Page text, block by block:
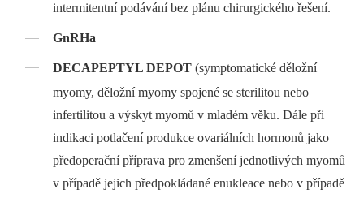
intermitentní podávání bez plánu chirurgického řešení.
GnRHa
DECAPEPTYL DEPOT(symptomatické děložní
myomy, děložní myomy spojené se sterilitou nebo
infertilitou a výskyt myomů v mladém věku. Dále při
indikaci potlačení produkce ovariálních hormonů jako
předoperační příprava pro zmenšení jednotlivých myomů
v případě jejich předpokládané enukleace nebo v případě